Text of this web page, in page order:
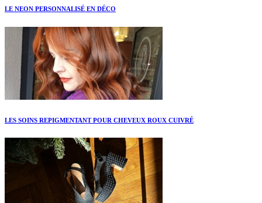
LE NEON PERSONNALISÉ EN DÉCO
LES SOINS REPIGMENTANT POUR CHEVEUX ROUX CUIVRÉ